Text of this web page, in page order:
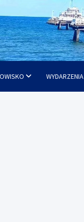
WYDARZENIA